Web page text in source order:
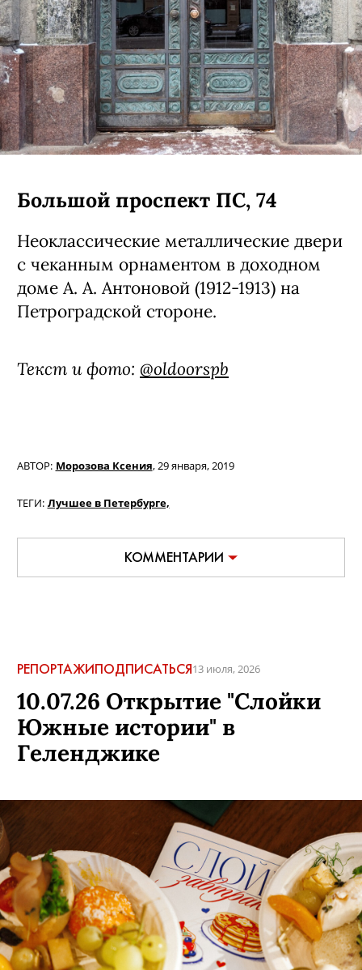
Большой проспект ПС, 74
Неоклассические металлические двери
с чеканным орнаментом в доходном
доме А. А. Антоновой (1912-1913) на
Петроградской стороне.
Текст и фото: @oldoorspb
АВТОР: Морозова Ксения,29 января, 2019
ТЕГИ: Лучшее в Петербурге,
КОММЕНТАРИИ
РЕПОРТАЖИ ПОДПИСАТЬСЯ13 июля, 2026
10.07.26 Открытие "Слойки
Южные истории" в
Геленджике